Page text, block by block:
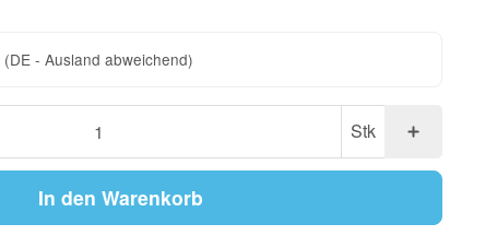
(DE - Ausland abweichend)
Stk
In den Warenkorb